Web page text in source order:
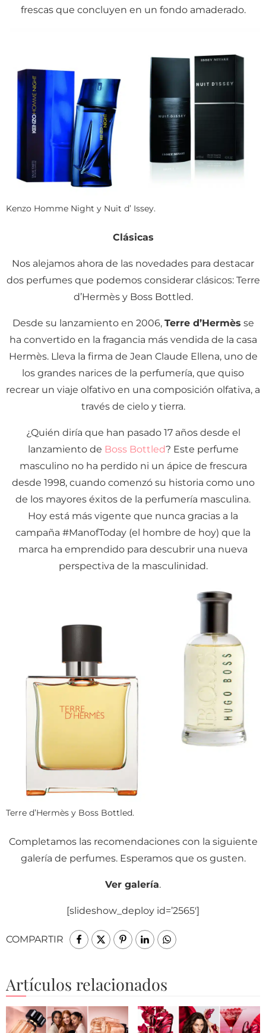
frescas que concluyen en un fondo amaderado.
Kenzo Homme Night y Nuit d’ Issey.
Clásicas
Nos alejamos ahora de las novedades para destacar
dos perfumes que podemos considerar clásicos: Terre
d’Hermès y Boss Bottled.
Desde su lanzamiento en 2006, Terre d’Hermès se
ha convertido en la fragancia más vendida de la casa
Hermès. Lleva la firma de Jean Claude Ellena, uno de
los grandes narices de la perfumería, que quiso
recrear un viaje olfativo en una composición olfativa, a
través de cielo y tierra.
¿Quién diría que han pasado 17 años desde el
lanzamiento de Boss Bottled? Este perfume
masculino no ha perdido ni un ápice de frescura
desde 1998, cuando comenzó su historia como uno
de los mayores éxitos de la perfumería masculina.
Hoy está más vigente que nunca gracias a la
campaña #ManofToday (el hombre de hoy) que la
marca ha emprendido para descubrir una nueva
perspectiva de la masculinidad.
Terre d’Hermès y Boss Bottled.
Completamos las recomendaciones con la siguiente
galería de perfumes. Esperamos que os gusten.
Ver galería.
[slideshow_deploy id=’2565′]
COMPARTIR
Artículos relacionados